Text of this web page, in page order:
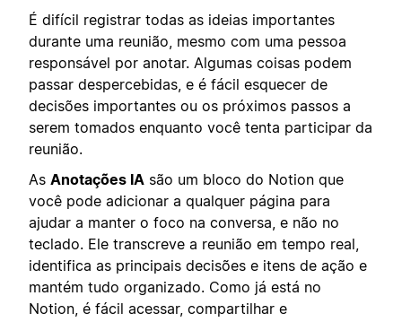
É difícil registrar todas as ideias importantes
durante uma reunião, mesmo com uma pessoa
responsável por anotar. Algumas coisas podem
passar despercebidas, e é fácil esquecer de
decisões importantes ou os próximos passos a
serem tomados enquanto você tenta participar da
reunião.
As Anotações IA são um bloco do Notion que
você pode adicionar a qualquer página para
ajudar a manter o foco na conversa, e não no
teclado. Ele transcreve a reunião em tempo real,
identifica as principais decisões e itens de ação e
mantém tudo organizado. Como já está no
Notion, é fácil acessar, compartilhar e